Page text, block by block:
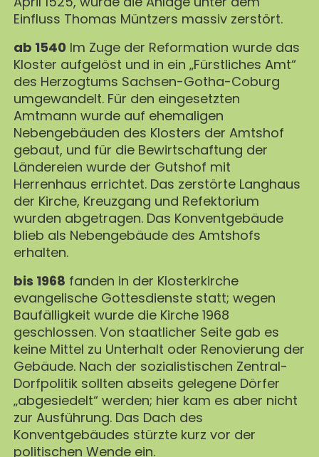
Einfluss Thomas Müntzers massiv zerstört.
ab 1540 Im Zuge der Reformation wurde das
Kloster aufgelöst und in ein „Fürstliches Amt“
des Herzogtums Sachsen-Gotha-Coburg
umgewandelt. Für den eingesetzten
Amtmann wurde auf ehemaligen
Nebengebäuden des Klosters der Amtshof
gebaut, und für die Bewirtschaftung der
Ländereien wurde der Gutshof mit
Herrenhaus errichtet. Das zerstörte Langhaus
der Kirche, Kreuzgang und Refektorium
wurden abgetragen. Das Konventgebäude
blieb als Nebengebäude des Amtshofs
erhalten.
bis 1968 fanden in der Klosterkirche
evangelische Gottesdienste statt; wegen
Baufälligkeit wurde die Kirche 1968
geschlossen. Von staatlicher Seite gab es
keine Mittel zu Unterhalt oder Renovierung der
Gebäude. Nach der sozialistischen Zentral-
Dorfpolitik sollten abseits gelegene Dörfer
„abgesiedelt“ werden; hier kam es aber nicht
zur Ausführung. Das Dach des
Konventgebäudes stürzte kurz vor der
politischen Wende ein.